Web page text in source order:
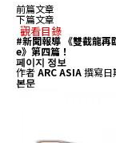
前篇文章
下篇文章
觀看目錄
#新聞報導 《雙截龍
e》第四篇！
페이지 정보
作者ARC ASIA撰寫日
본문